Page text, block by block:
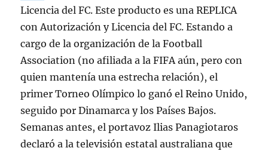
Licencia del FC. Este producto es una REPLICA
con Autorización y Licencia del FC. Estando a
cargo de la organización de la Football
Association (no afiliada a la FIFA aún, pero con
quien mantenía una estrecha relación), el
primer Torneo Olímpico lo ganó el Reino Unido,
seguido por Dinamarca y los Países Bajos.
Semanas antes, el portavoz Ilias Panagiotaros
declaró a la televisión estatal australiana que